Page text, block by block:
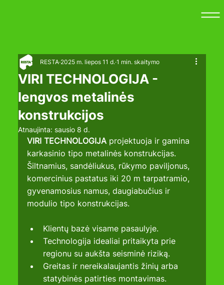
VIRI TECHNOLOGIJA -
lengvos metalinės
konstrukcijos
RESTA 2025 m. liepos 11 d. 1 min. skaitymo
Atnaujinta: sausio 8 d.
VIRI TECHNOLOGIJA projektuoja ir gamina
karkasinio tipo metalinės konstrukcijas.
Šiltnamius, sandėliukus, rūkymo paviljonus,
komercinius pastatus iki 20 m tarpatramio,
gyvenamosius namus, daugiabučius ir
modulio tipo konstrukcijas.
Klientų bazė visame pasaulyje.
Technologija idealiai pritaikyta prie
regionu su aukšta seisminė riziką.
Greitas ir nereikalaujantis žinių arba
statybinės patirties montavimas.